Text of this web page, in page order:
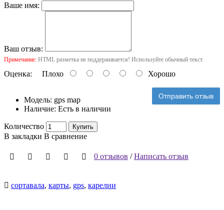
Ваше имя:
Ваш отзыв:
Примечание: HTML разметка не поддерживается! Используйте обычный текст.
Оценка: Плохо Хорошо
Отправить отзыв
Модель: gps map
Наличие: Есть в наличии
Количество Купить
В закладки В сравнение
0 отзывов /Написать отзыв
сортавала, карты, gps, карелии